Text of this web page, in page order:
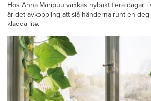
Hos Anna Maripuu vankas nybakt flera dagar i
är det avkoppling att slå händerna runt en
kladda lite.